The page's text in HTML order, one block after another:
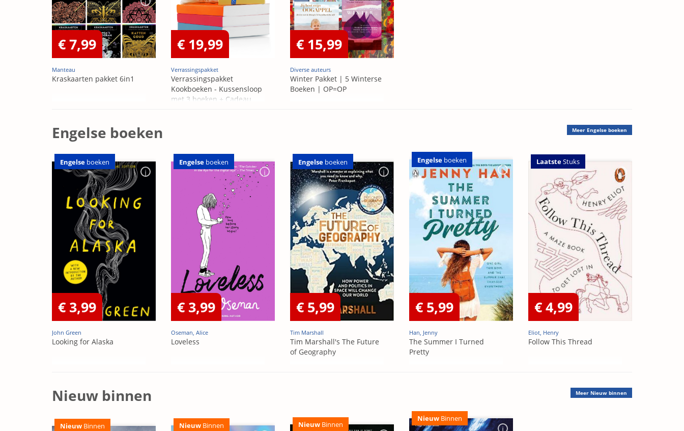
€ 7,99
Manteau
Kraskaarten pakket 6in1
€ 19,99
Verrassingspakket
Verrassingspakket
Kookboeken - Kussensloop
met 3 boeken + Cadeau
€ 15,99
Diverse auteurs
Winter Pakket | 5 Winterse
Boeken | OP=OP
Engelse boeken Meer Engelse boeken
Engelse boeken
€ 3,99
John Green
Looking for Alaska
Engelse boeken
€ 3,99
Oseman, Alice
Loveless
Engelse boeken
€ 5,99
Tim Marshall
Tim Marshall's The Future
of Geography
Engelse boeken
€ 5,99
Han, Jenny
The Summer I Turned
Pretty
LaatsteStuks
€ 4,99
Eliot, Henry
Follow This Thread
Nieuw binnen Meer Nieuw binnen
Nieuw Binnen Nieuw Binnen Nieuw Binnen
Nieuw Binnen